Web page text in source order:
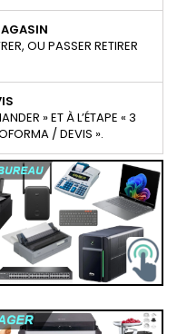
OU PASSER RETIRER
» ET À L’ÉTAPE « 3
/ DEVIS ».